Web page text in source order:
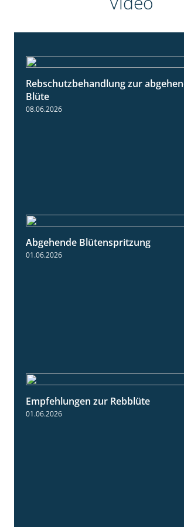
Rebschutzbehandlung zur
Blüte
08.06.2026
Abgehende Blütenspritzung
01.06.2026
Empfehlungen zur Rebblüte
01.06.2026